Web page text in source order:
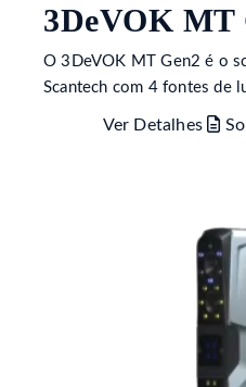
3DeVOK MT
O 3DeVOK MT Gen2 é o
Scantech com 4 fontes de
Ver Detalhes